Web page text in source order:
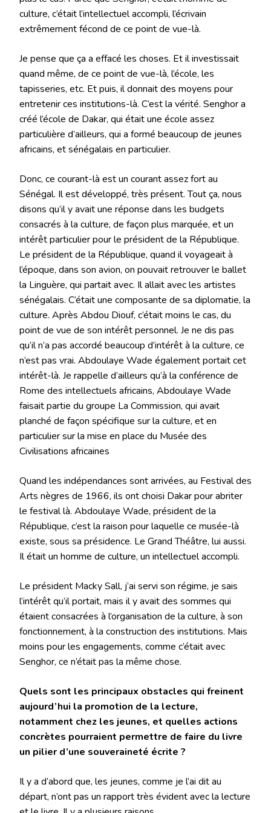
culture, c’était l’intellectuel accompli, l’écrivain
extrêmement fécond de ce point de vue-là.
Je pense que ça a effacé les choses. Et il investissait
quand même, de ce point de vue-là, l’école, les
tapisseries, etc. Et puis, il donnait des moyens pour
entretenir ces institutions-là. C’est la vérité. Senghor a
créé l’école de Dakar, qui était une école assez
particulière d’ailleurs, qui a formé beaucoup de jeunes
africains, et sénégalais en particulier.
Donc, ce courant-là est un courant assez fort au
Sénégal. Il est développé, très présent. Tout ça, nous
disons qu’il y avait une réponse dans les budgets
consacrés à la culture, de façon plus marquée, et un
intérêt particulier pour le président de la République.
Le président de la République, quand il voyageait à
l’époque, dans son avion, on pouvait retrouver le ballet
la Linguère, qui partait avec. Il allait avec les artistes
sénégalais. C’était une composante de sa diplomatie, la
culture. Après Abdou Diouf, c’était moins le cas, du
point de vue de son intérêt personnel. Je ne dis pas
qu’il n’a pas accordé beaucoup d’intérêt à la culture, ce
n’est pas vrai. Abdoulaye Wade également portait cet
intérêt-là. Je rappelle d’ailleurs qu’à la conférence de
Rome des intellectuels africains, Abdoulaye Wade
faisait partie du groupe La Commission, qui avait
planché de façon spécifique sur la culture, et en
particulier sur la mise en place du Musée des
Civilisations africaines
Quand les indépendances sont arrivées, au Festival des
Arts nègres de 1966, ils ont choisi Dakar pour abriter
le festival là. Abdoulaye Wade, président de la
République, c’est la raison pour laquelle ce musée-là
existe, sous sa présidence. Le Grand Théâtre, lui aussi.
Il était un homme de culture, un intellectuel accompli.
Le président Macky Sall, j’ai servi son régime, je sais
l’intérêt qu’il portait, mais il y avait des sommes qui
étaient consacrées à l’organisation de la culture, à son
fonctionnement, à la construction des institutions. Mais
moins pour les engagements, comme c’était avec
Senghor, ce n’était pas la même chose.
Quels sont les principaux obstacles qui freinent
aujourd’hui la promotion de la lecture,
notamment chez les jeunes, et quelles actions
concrètes pourraient permettre de faire du livre
un pilier d’une souveraineté écrite ?
Il y a d’abord que, les jeunes, comme je l’ai dit au
départ, n’ont pas un rapport très évident avec la lecture